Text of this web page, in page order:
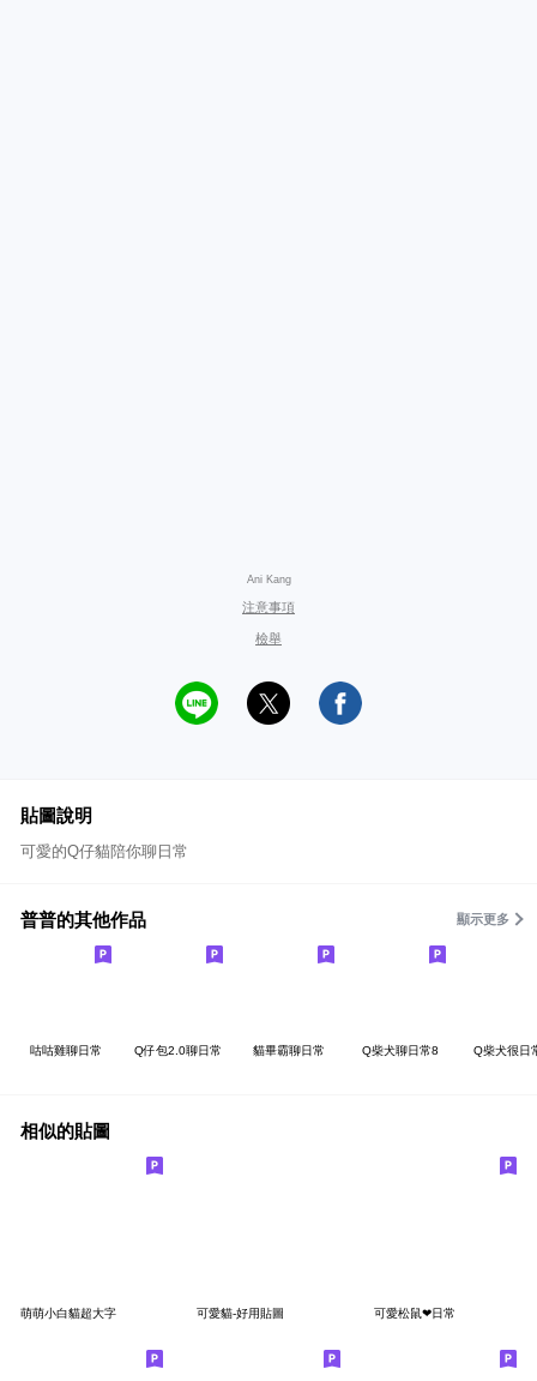
Ani Kang
注意事項
檢舉
貼圖說明
可愛的Q仔貓陪你聊日常
普普的其他作品 顯示更多
咕咕雞聊日常 Q仔包2.0聊日常 貓畢霸聊日常 Q柴犬聊日常8 Q柴犬很日
相似的貼圖
萌萌小白貓超大字 可愛貓-好用貼圖 可愛松鼠❤日常